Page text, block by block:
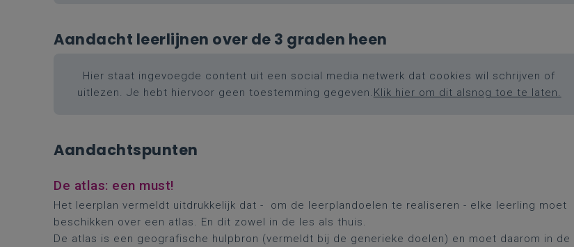
Aandacht leerlijnen over de 3 graden heen
Hier staat ingevoegde content uit een social media netwerk dat cookies wil schrijven of
uitlezen. Je hebt hiervoor geen toestemming gegeven. Klik hier om dit alsnog toe te laten.
Aandachtspunten
De atlas: een must!
Het leerplan vermeldt uitdrukkelijk dat - om de leerplandoelen te realiseren - elke leerling moet
beschikken over een atlas. En dit zowel in de les als thuis.
De atlas is een geografische hulpbron (vermeldt bij de generieke doelen) en moet daarom in de